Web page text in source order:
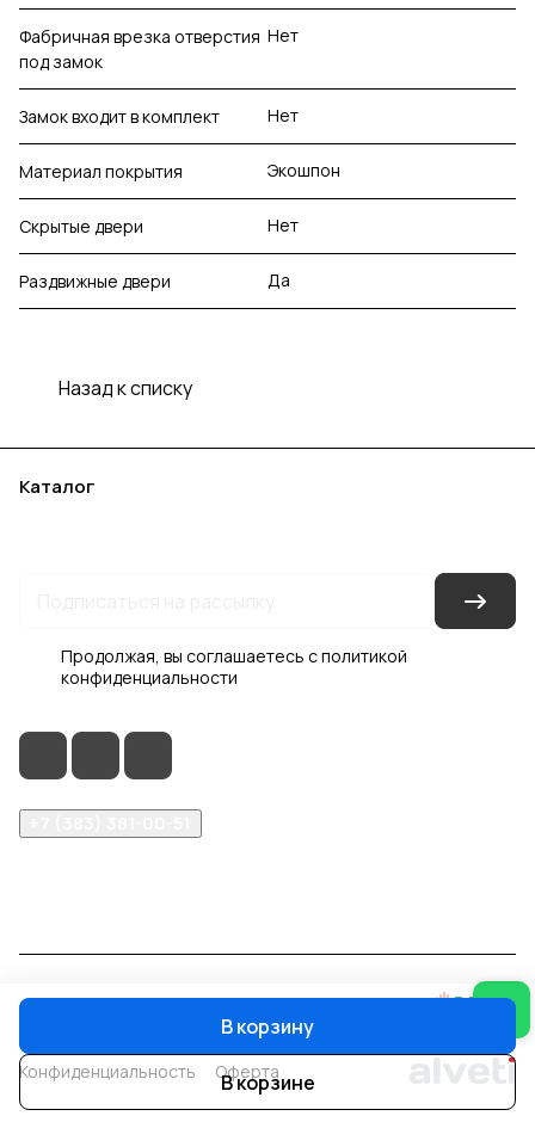
В корзину
В корзине
Фабричная врезка отверстия
под замок
Нет
Замок входит в комплект Нет
Материал покрытия Экошпон
Скрытые двери Нет
Раздвижные двери Да
Назад к списку
Каталог
Продолжая, вы соглашаетесь сполитикой
конфиденциальности
© 2026 Интер-Двери
Конфиденциальность Оферта